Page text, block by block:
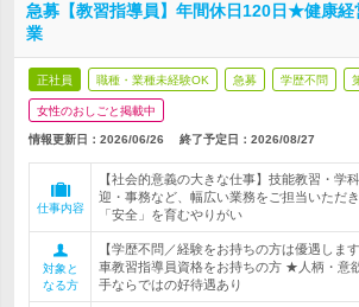
急募【教習指導員】年間休日120日★健康経
業
正社員 職種・業種未経験OK 急募 学歴不問
女性のおしごと掲載中
情報更新日：2026/06/26 終了予定日： 2026/08/27
仕事内容
【社会的意義の大きな仕事】技能教習・学
迎・事務など、幅広い業務をご担当いただ
「安全」を育むやりがい
対象と
なる方
【学歴不問／経験をお持ちの方は優遇しま
車教習指導員資格をお持ちの方 ★人柄・意
手ならではの好待遇あり